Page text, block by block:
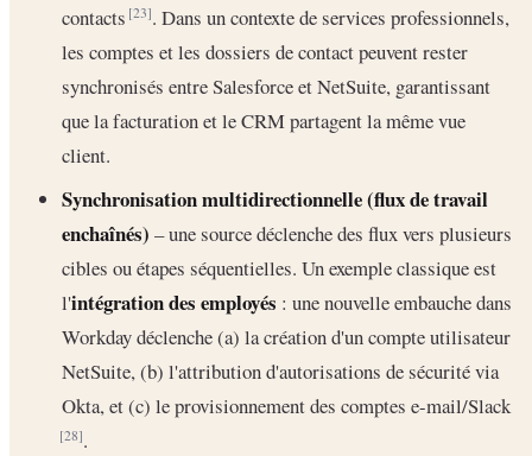
contacts[23]. Dans un contexte de services professionnels,
les comptes et les dossiers de contact peuvent rester
synchronisés entre Salesforce et NetSuite, garantissant
que la facturation et le CRM partagent la même vue
client.
Synchronisation multidirectionnelle (flux de travail
enchaînés) – une source déclenche des flux vers plusieurs
cibles ou étapes séquentielles. Un exemple classique est
l'intégration des employés : une nouvelle embauche dans
Workday déclenche (a) la création d'un compte utilisateur
NetSuite, (b) l'attribution d'autorisations de sécurité via
Okta, et (c) le provisionnement des comptes e-mail/Slack
[28].